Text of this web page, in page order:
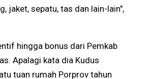
jaket, sepatu, tas dan lain-lain",
hingga bonus dari Pemkab
Apalagi kata dia Kudus
tuan rumah Porprov tahun